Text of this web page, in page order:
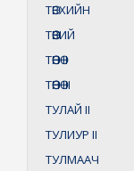
ТӨВХИЙН
ТӨӨВИЙ
ТӨӨНӨII
ТӨӨНӨIII
ТУЛАЙ II
ТУЛИУР II
ТУЛМААЧ